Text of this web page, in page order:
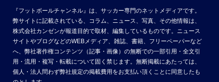
『フットボールチャンネル』は、サッカー専門のネットメディアです。
弊サイトに記載されている、コラム、ニュース、写真、その他情報は、
株式会社カンゼンが報道目的で取材、編集しているものです。ニュース
サイトやブログなどのWEBメディア、雑誌、書籍、フリーペーパーなど
へ、弊社著作権コンテンツ（記事・画像）の無断での一部引用・全文引
用・流用・複写・転載について固く禁じます。無断掲載にあたっては、
個人・法人問わず弊社規定の掲載費用をお支払い頂くことに同意したも